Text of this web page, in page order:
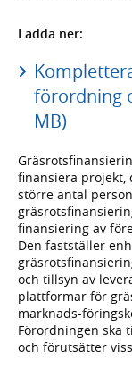
Ladda ner:
förordning
MB)
finansiera
större antal
finansiering av
Den fastställer
och tillsyn av
plattformar för
marknads-
Förordningen ska
och förutsätter